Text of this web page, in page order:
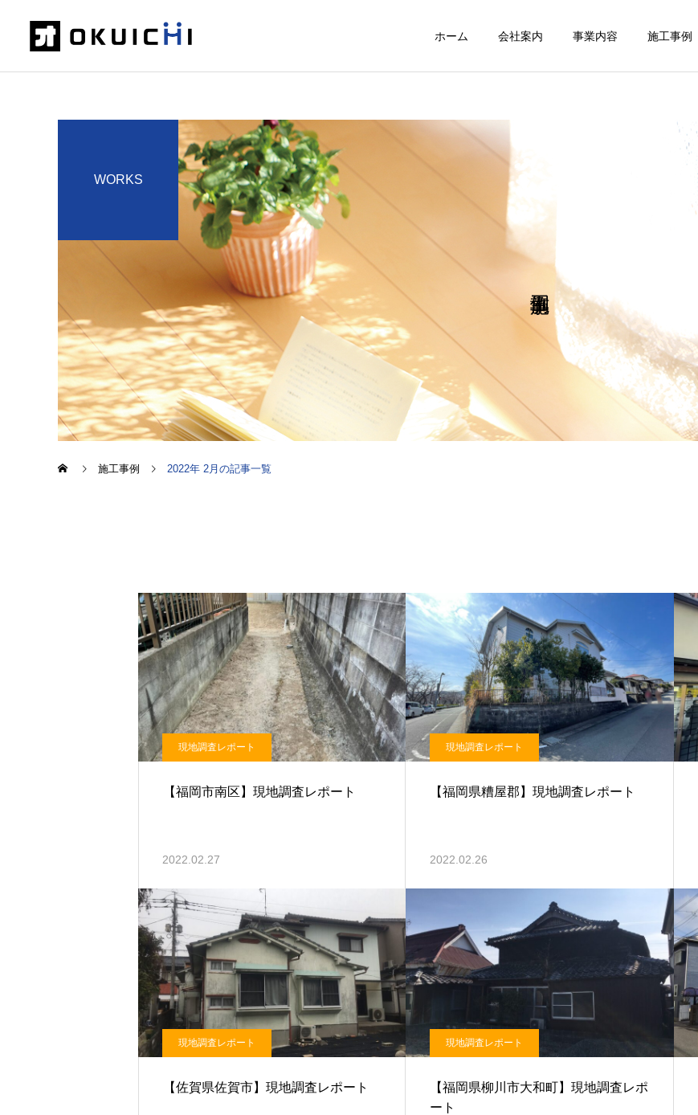
ホーム 会社案内 事業内容 施工事例
WORKS
施工事例 2022年 2月の記事一覧
現地調査レポート
【福岡市南区】現地調査レポート
2022.02.27
現地調査レポート
【福岡県糟屋郡】現地調査レポート
2022.02.26
現地調査レポート
【佐賀県佐賀市】現地調査レポート
現地調査レポート
【福岡県柳川市大和町】現地調査レポ
ート